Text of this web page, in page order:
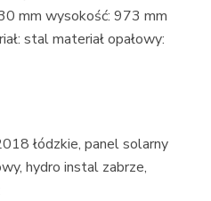
mm wysokość: 973 mm
stal materiał opałowy:
łódzkie, panel solarny
hydro instal zabrze,